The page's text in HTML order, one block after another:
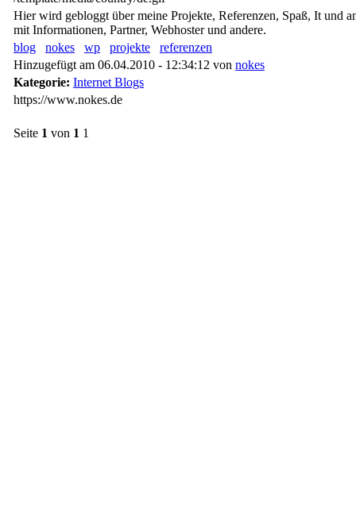
Hier wird gebloggt über meine Projekte, Referenzen, Spaß, It und
mit Informationen, Partner, Webhoster und andere.
blog
nokes wp projekte
referenzen
Hinzugefügt am 06.04.2010 - 12:34:12 von nokes
Kategorie: Internet Blogs
https://www.nokes.de
Seite 1 von 1 1